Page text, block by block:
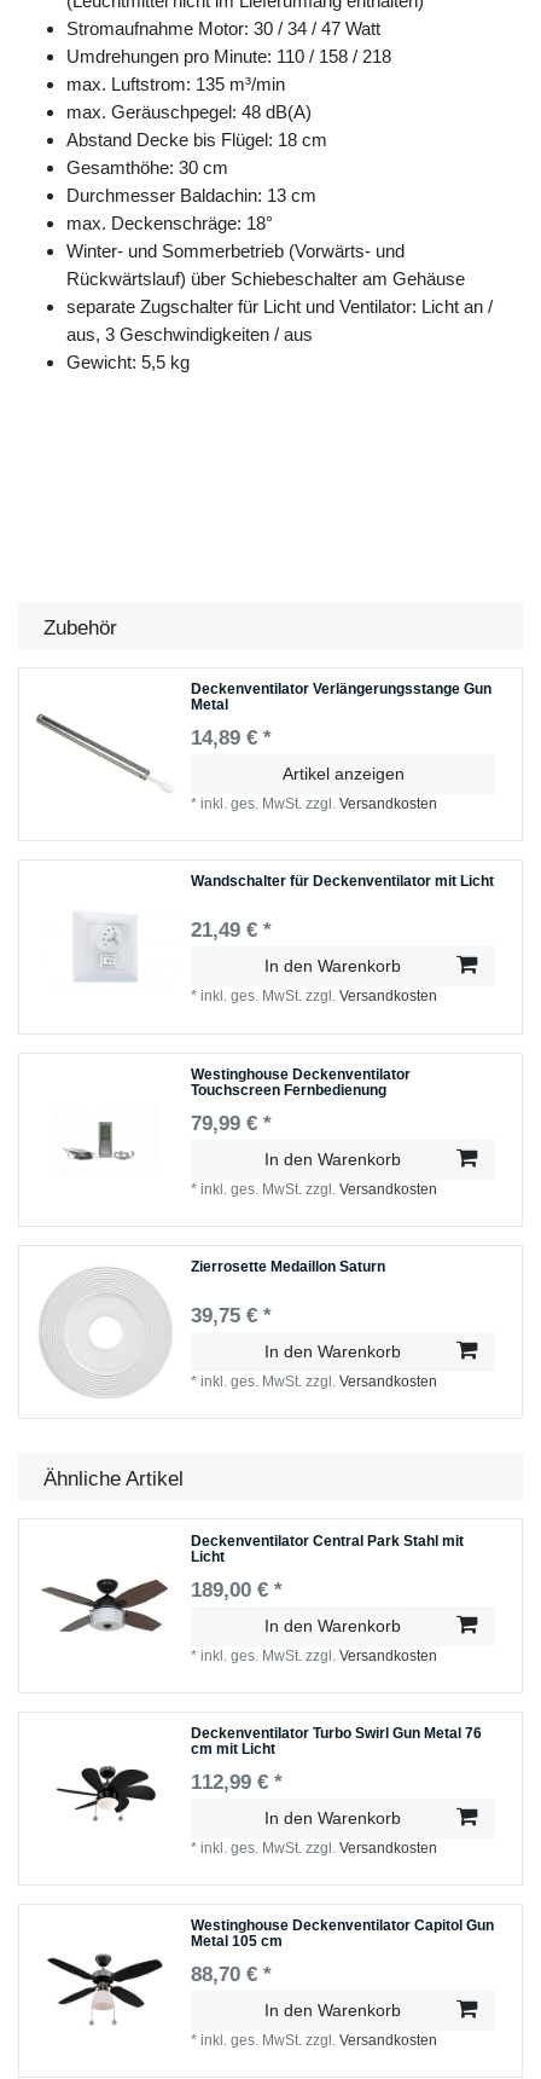
Stromaufnahme Motor: 30 / 34 / 47 Watt
Umdrehungen pro Minute: 110 / 158 / 218
max. Luftstrom: 135 m³/min
max. Geräuschpegel: 48 dB(A)
Abstand Decke bis Flügel: 18 cm
Gesamthöhe: 30 cm
Durchmesser Baldachin: 13 cm
max. Deckenschräge: 18°
Winter- und Sommerbetrieb (Vorwärts- und
Rückwärtslauf) über Schiebeschalter am Gehäuse
separate Zugschalter für Licht und Ventilator: Licht an /
aus, 3 Geschwindigkeiten / aus
Gewicht: 5,5 kg
Zubehör
Deckenventilator Verlängerungsstange Gun
Metal
14,89 € *
Artikel anzeigen
*inkl. ges. MwSt. zzgl.Versandkosten
Wandschalter für Deckenventilator mit Licht
21,49 € *
In den Warenkorb
*inkl. ges. MwSt. zzgl.Versandkosten
Westinghouse Deckenventilator
Touchscreen Fernbedienung
79,99 € *
In den Warenkorb
*inkl. ges. MwSt. zzgl.Versandkosten
Zierrosette Medaillon Saturn
39,75 € *
In den Warenkorb
*inkl. ges. MwSt. zzgl.Versandkosten
Ähnliche Artikel
Deckenventilator Central Park Stahl mit
Licht
189,00 € *
In den Warenkorb
*inkl. ges. MwSt. zzgl.Versandkosten
Deckenventilator Turbo Swirl Gun Metal 76
cm mit Licht
112,99 € *
In den Warenkorb
*inkl. ges. MwSt. zzgl.Versandkosten
Westinghouse Deckenventilator Capitol Gun
Metal 105 cm
88,70 € *
In den Warenkorb
*inkl. ges. MwSt. zzgl.Versandkosten